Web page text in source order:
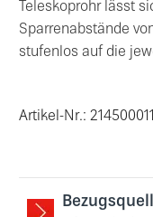
Teleskoprohr lässt
Sparrenabstände
stufenlos auf die
Artikel-Nr.: 214500011